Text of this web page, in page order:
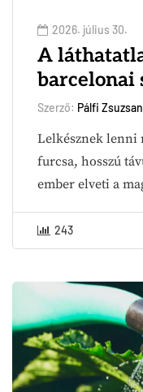
2026. július 30.
A
barcelonai
Szerző: Pálfi
Lelkésznek lenni
furcsa, hosszú
ember elveti a
243